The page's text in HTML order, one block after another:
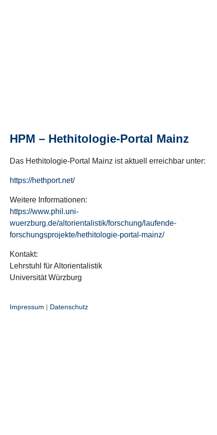
HPM – Hethitologie-Portal Mainz
Das Hethitologie-Portal Mainz ist aktuell erreichbar unter:
https://hethport.net/
Weitere Informationen:
https://www.phil.uni-
wuerzburg.de/altorientalistik/forschung/laufende-
forschungsprojekte/hethitologie-portal-mainz/
Kontakt:
Lehrstuhl für Altorientalistik
Universität Würzburg
Impressum | Datenschutz